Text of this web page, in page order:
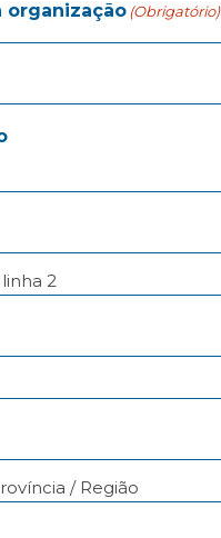
organização(Obrigatório)
2
/ Região